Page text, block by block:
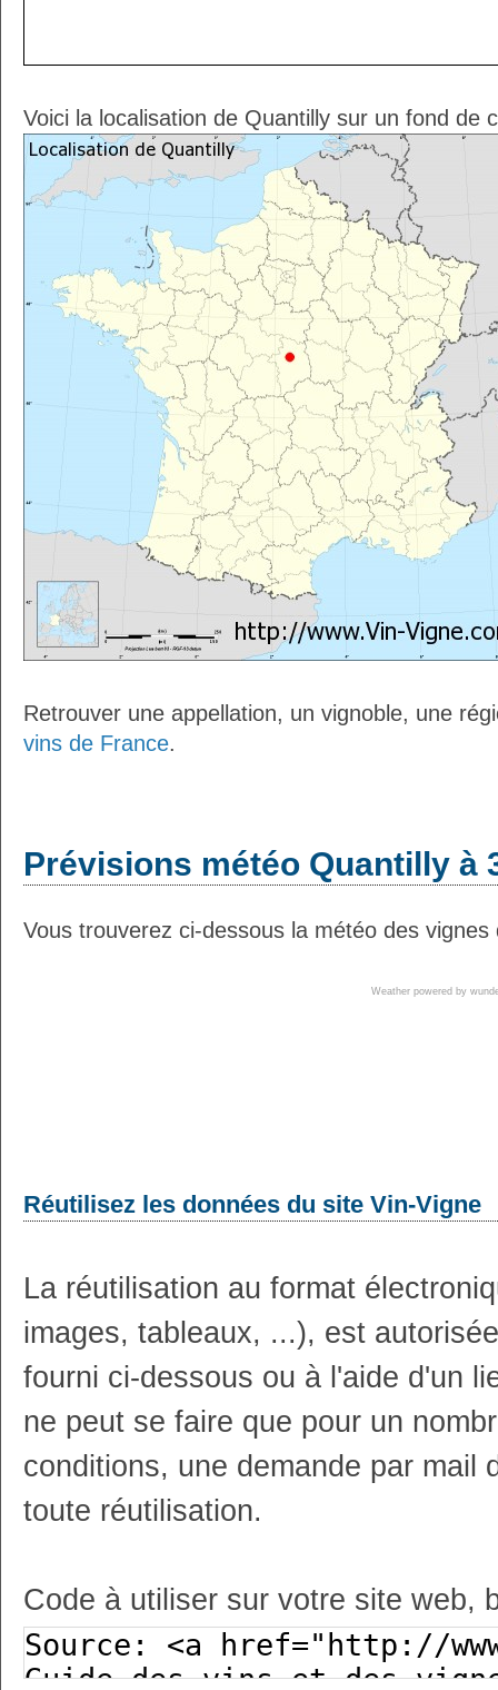
Voici la localisation de Quantilly sur un fond de
Retrouver une appellation, un vignoble, une
vins de France.
Prévisions météo Quantilly à
Vous trouverez ci-dessous la météo des
Weather powered by
Réutilisez les données du site Vin-Vigne
La réutilisation au format
images, tableaux, ...), est
fourni ci-dessous ou à l'aide d'un
ne peut se faire que pour un
conditions, une demande par mail
toute réutilisation.
Code à utiliser sur votre site web,